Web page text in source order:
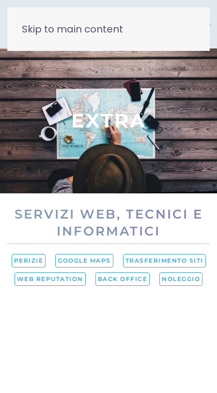
Skip to main content
EXTRA
SERVIZI WEB, TECNICI E
INFORMATICI
PERIZIE GOOGLE MAPS TRASFERIMENTO SITI
WEB REPUTATION BACK OFFICE NOLEGGIO